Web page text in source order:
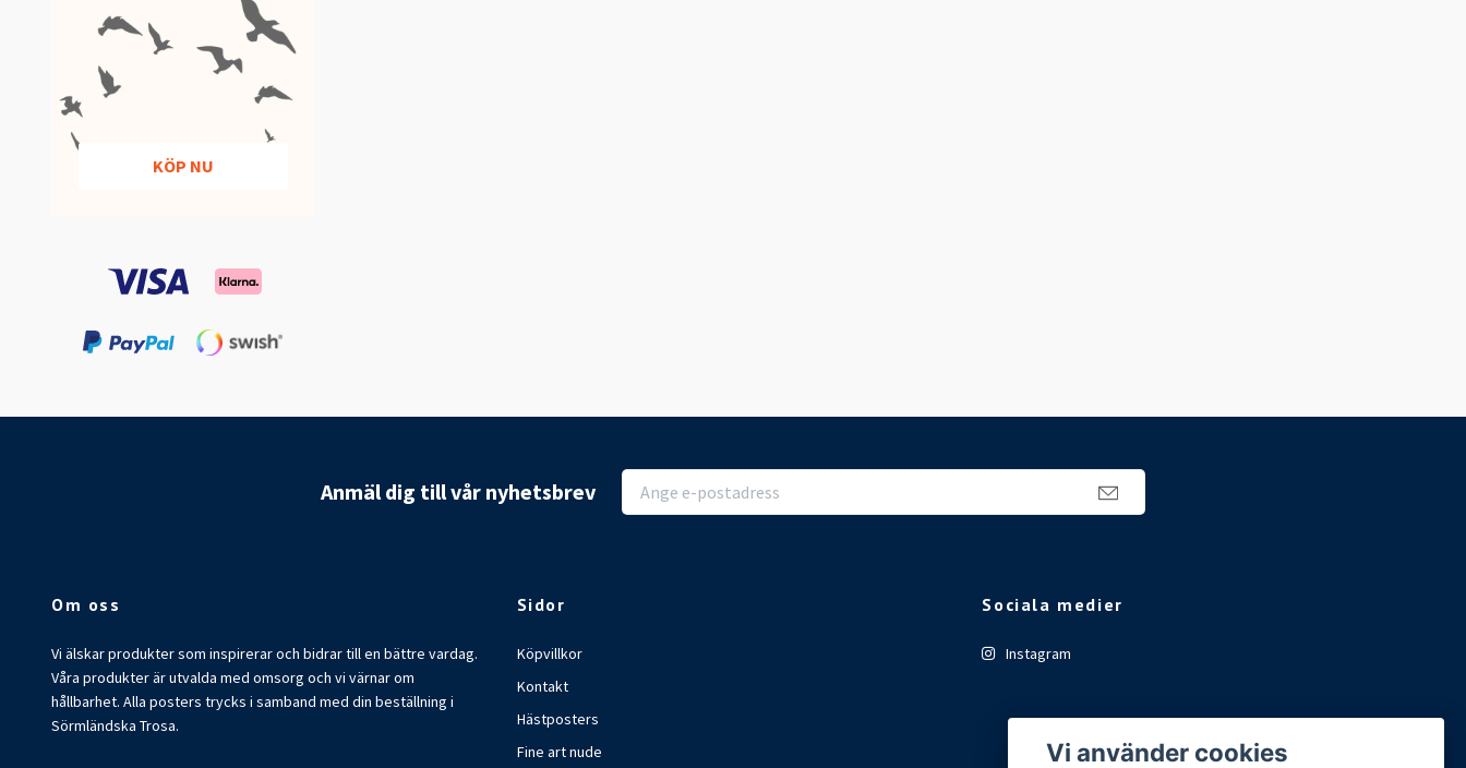
KÖP NU
Anmäl dig till vår nyhetsbrev
Om oss
Vi älskar produkter som inspirerar och bidrar till en bättre vardag.
Våra produkter är utvalda med omsorg och vi värnar om
hållbarhet. Alla posters trycks i samband med din beställning i
Sörmländska Trosa.
Sidor
Köpvillkor
Kontakt
Hästposters
Fine art nude
Sociala medier
Instagram
Vi använder cookies